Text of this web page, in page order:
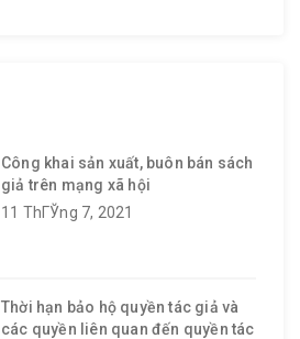
Công khai sản xuất, buôn bán sách
giả trên mạng xã hội
11 ThГЎng 7, 2021
Thời hạn bảo hộ quyền tác giả và
các quyền liên quan đến quyền tác